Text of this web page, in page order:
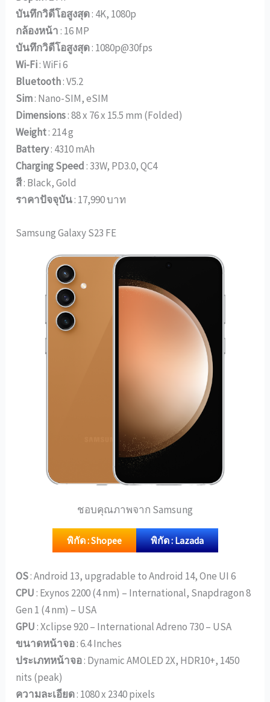
บันทึกวิดีโอสูงสุด: 4K, 1080p
กล้องหน้า: 16 MP
บันทึกวิดีโอสูงสุด: 1080p@30fps
Wi-Fi: WiFi 6
Bluetooth: V5.2
Sim: Nano-SIM, eSIM
Dimensions: 88 x 76 x 15.5 mm (Folded)
Weight: 214 g
Battery: 4310 mAh
Charging Speed: 33W, PD3.0, QC4
สี: Black, Gold
ราคาปัจจุบัน: 17,990 บาท
Samsung Galaxy S23 FE
ชอบคุณภาพจาก Samsung
พิกัด : Shopee พิกัด : Lazada
OS: Android 13, upgradable to Android 14, One UI 6
CPU: Exynos 2200 (4 nm) – International, Snapdragon 8
Gen 1 (4 nm) – USA
GPU: Xclipse 920 – International Adreno 730 – USA
ขนาดหน้าจอ: 6.4 Inches
ประเภทหน้าจอ: Dynamic AMOLED 2X, HDR10+, 1450
nits (peak)
ความละเอียด: 1080 x 2340 pixels